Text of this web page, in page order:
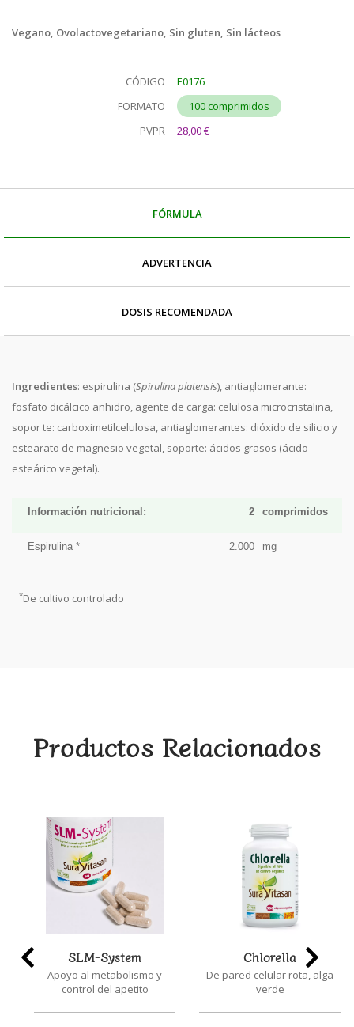
Vegano, Ovolactovegetariano, Sin gluten, Sin lácteos
CÓDIGO
E0176
FORMATO
100 comprimidos
PVPR
28,00 €
FÓRMULA
ADVERTENCIA
DOSIS RECOMENDADA
Ingredientes: espirulina (Spirulina platensis), antiaglomerante:
fosfato dicálcico anhidro, agente de carga: celulosa microcristalina,
sopor te: carboximetilcelulosa, antiaglomerantes: dióxido de silicio y
estearato de magnesio vegetal, soporte: ácidos grasos (ácido
esteárico vegetal).
Información nutricional: 2 comprimidos
Espirulina * 2.000 mg
*De cultivo controlado
Productos Relacionados
SLM-System
Apoyo al metabolismo y
control del apetito
Chlorella
De pared celular rota, alga
verde